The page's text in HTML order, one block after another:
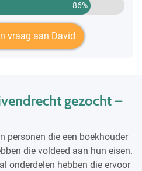
86%
vraag aan David
gezocht –
personen die een boekhouder
die voldeed aan hun eisen.
onderdelen hebben die ervoor